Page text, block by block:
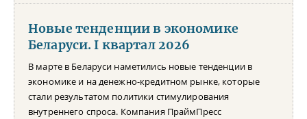
Новые тенденции в экономике
Беларуси. I квартал 2026
В марте в Беларуси наметились новые тенденции в
экономике и на денежно-кредитном рынке, которые
стали результатом политики стимулирования
внутреннего спроса. Компания ПраймПресс